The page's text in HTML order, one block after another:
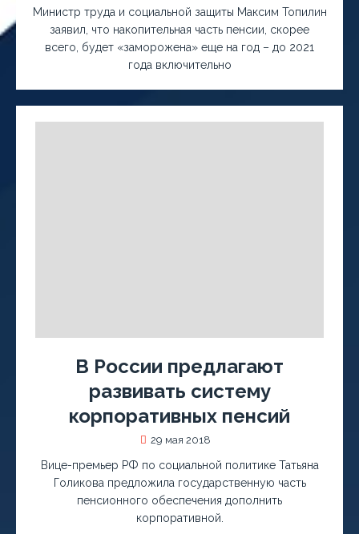
Министр труда и социальной защиты Максим Топилин
заявил, что накопительная часть пенсии, скорее
всего, будет «заморожена» еще на год – до 2021
года включительно
В России предлагают
развивать систему
корпоративных пенсий
29 мая 2018
Вице-премьер РФ по социальной политике Татьяна
Голикова предложила государственную часть
пенсионного обеспечения дополнить
корпоративной.